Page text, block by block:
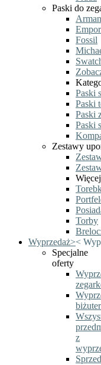
Paski do
Fossil
Paski
Paski
Paski
Paski
Zestawy
Torby
Wyprzedaż><
Specjalne
oferty
z